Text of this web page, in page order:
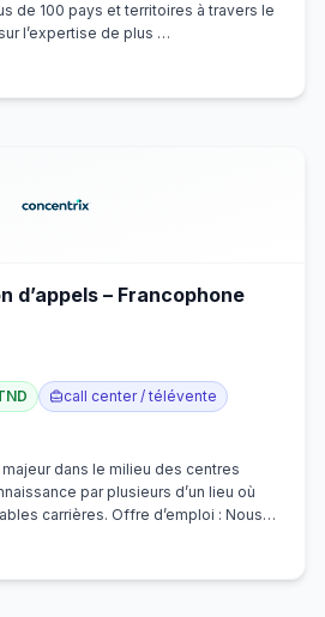
de 100 pays et territoires à travers le
l’expertise de plus …
d’appels – Francophone
call center / télévente
dans le milieu des centres
par plusieurs d’un lieu où
carrières. Offre d’emploi : Nous